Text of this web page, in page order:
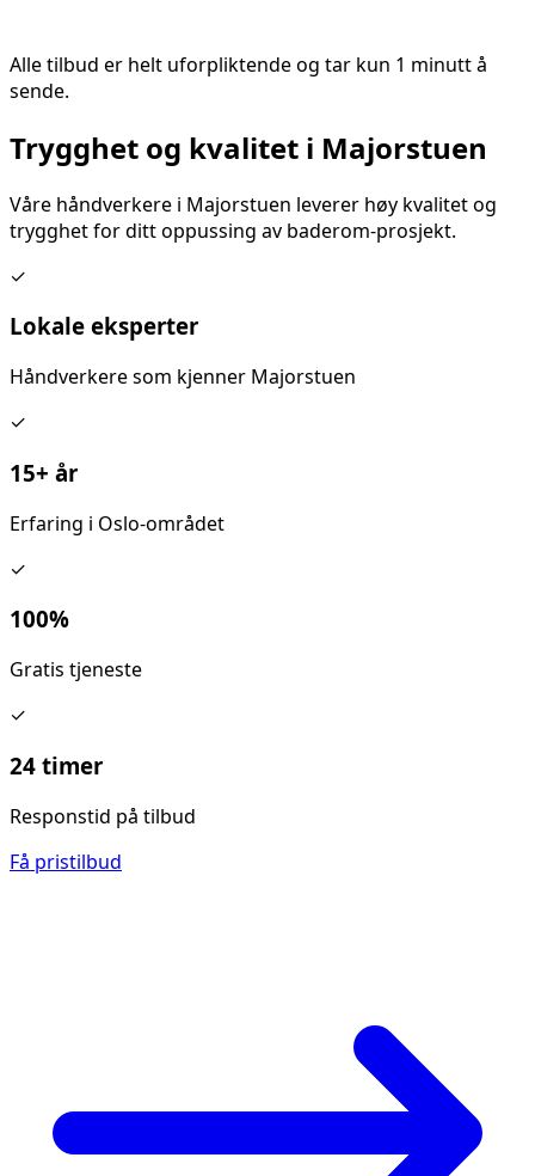
Alle tilbud er helt uforpliktende og tar kun 1 minutt å
sende.
Trygghet og kvalitet i Majorstuen
Våre håndverkere i Majorstuen leverer høy kvalitet og
trygghet for dittoppussing av baderom-prosjekt.
✓
Lokale eksperter
Håndverkere som kjenner Majorstuen
✓
15+ år
Erfaring i Oslo-området
✓
100%
Gratis tjeneste
✓
24 timer
Responstid på tilbud
Få pristilbud